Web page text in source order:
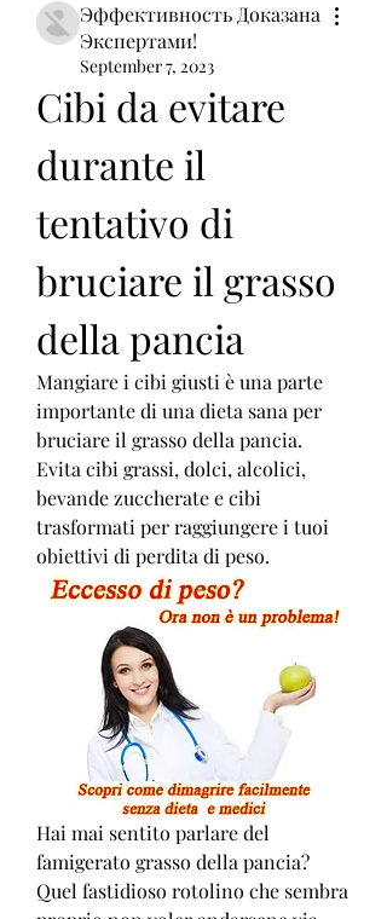
Эффективность Доказана
Экспертами!
September 7, 2023
Cibi da evitare
durante il
tentativo di
bruciare il grasso
della pancia
Mangiare i cibi giusti è una parte
importante di una dieta sana per
bruciare il grasso della pancia.
Evita cibi grassi, dolci, alcolici,
bevande zuccherate e cibi
trasformati per raggiungere i tuoi
obiettivi di perdita di peso.
Hai mai sentito parlare del
famigerato grasso della pancia?
Quel fastidioso rotolino che sembra